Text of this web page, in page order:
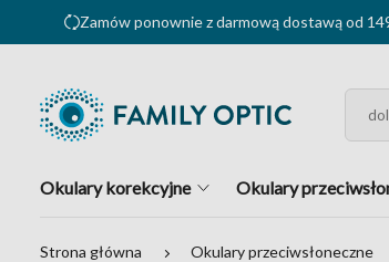
Zamów ponownie z darmową dostawą od
Okulary korekcyjne Okulary
Strona główna Okulary przeciwsłoneczne